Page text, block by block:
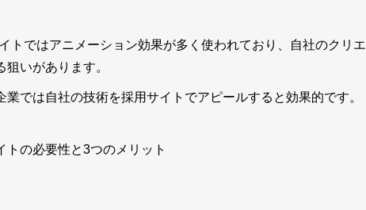
トではアニメーション効果が多く使われており、自社のクリエ
いがあります。
では自社の技術を採用サイトでアピールすると効果的です。
の必要性と3つのメリット